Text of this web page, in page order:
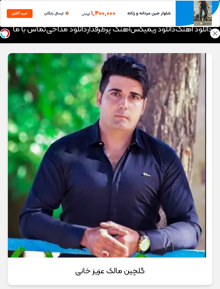
موزیک تار
دانلود آهنگدانلود ریمیکسآهنگ پرطرفداردانلود مداحیتماس با ما
گلچین مالک عزیز خانی